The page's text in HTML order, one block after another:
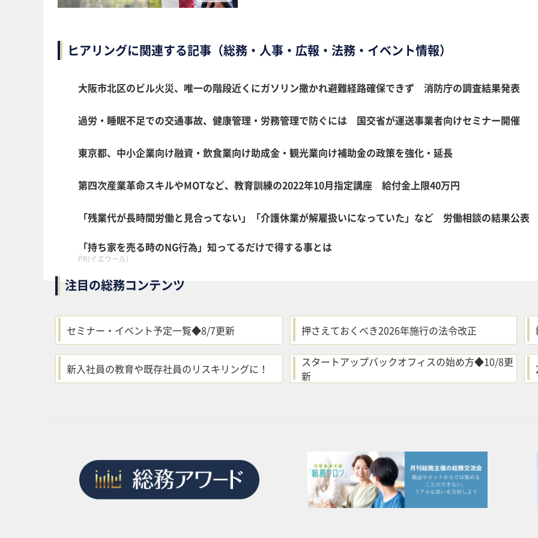
ヒアリングに関連する記事（総務・人事・広報・法務・イベント情報）
大阪市北区のビル火災、唯一の階段近くにガソリン撒かれ避難経路確保できず 消防庁の調査結果発表
過労・睡眠不足での交通事故、健康管理・労務管理で防ぐには 国交省が運送事業者向けセミナー開催
東京都、中小企業向け融資・飲食業向け助成金・観光業向け補助金の政策を強化・延長
第四次産業革命スキルやMOTなど、教育訓練の2022年10月指定講座 給付金上限40万円
「残業代が長時間労働と見合ってない」「介護休業が解雇扱いになっていた」など 労働相談の結果公表
「持ち家を売る時のNG行為」知ってるだけで得する事とは
PR(イエウール)
注目の総務コンテンツ
セミナー・イベント予定一覧◆8/7更新 押さえておくべき2026年施行の法令改正
新入社員の教育や既存社員のリスキリングに！
スタートアップバックオフィスの始め方◆10/8更
新